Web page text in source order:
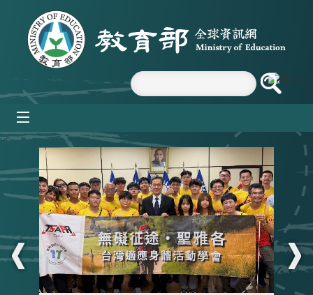
跳到主要內容區塊
:::